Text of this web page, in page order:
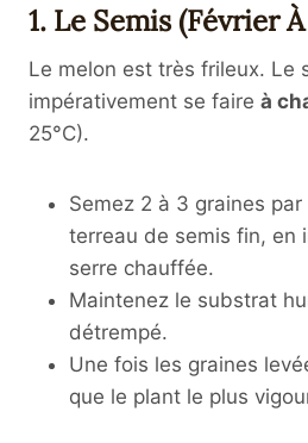
1. Le Semis (Février
Le melon est très frileux. Le
impérativement se faire à
25°C).
Semez 2 à 3 graines par
terreau de semis fin, en
serre chauffée.
Maintenez le substrat
détrempé.
Une fois les graines
que le plant le plus